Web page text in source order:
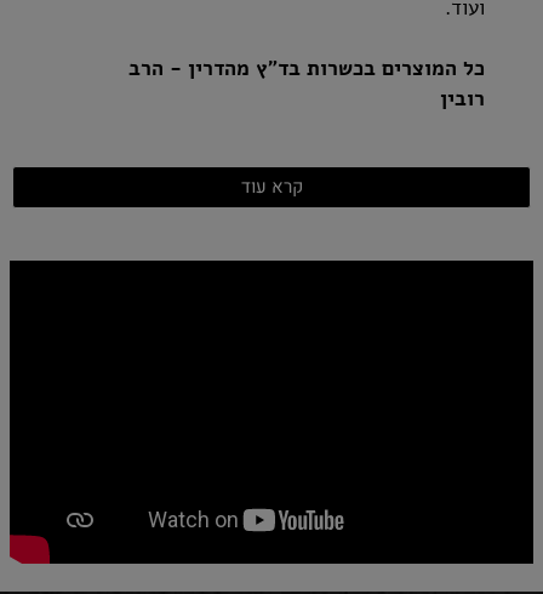
ועוד.
כל המוצרים בכשרות בד"ץ מהדרין - הרב
רובין
קרא עוד